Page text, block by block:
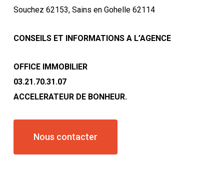
Souchez 62153, Sains en Gohelle 62114
CONSEILS ET INFORMATIONS A L’AGENCE
OFFICE IMMOBILIER
03.21.70.31.07
ACCELERATEUR DE BONHEUR.
Nous contacter